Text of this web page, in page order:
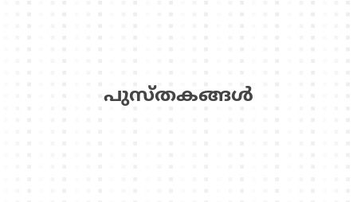
പുസ്‌തകങ്ങള്‍